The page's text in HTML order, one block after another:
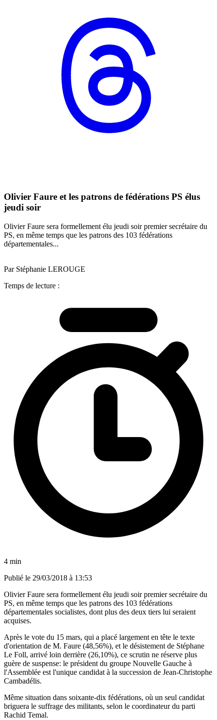
Olivier Faure et les patrons de fédérations PS élus
jeudi soir
Olivier Faure sera formellement élu jeudi soir premier secrétaire du
PS, en même temps que les patrons des 103 fédérations
départementales...
Par Stéphanie LEROUGE
Temps de lecture :
4 min
Publié le 29/03/2018 à 13:53
Olivier Faure sera formellement élu jeudi soir premier secrétaire du
PS, en même temps que les patrons des 103 fédérations
départementales socialistes, dont plus des deux tiers lui seraient
acquises.
Après le vote du 15 mars, qui a placé largement en tête le texte
d'orientation de M. Faure (48,56%), et le désistement de Stéphane
Le Foll, arrivé loin derrière (26,10%), ce scrutin ne réserve plus
guère de suspense: le président du groupe Nouvelle Gauche à
l'Assemblée est l'unique candidat à la succession de Jean-Christophe
Cambadélis.
Même situation dans soixante-dix fédérations, où un seul candidat
briguera le suffrage des militants, selon le coordinateur du parti
Rachid Temal.